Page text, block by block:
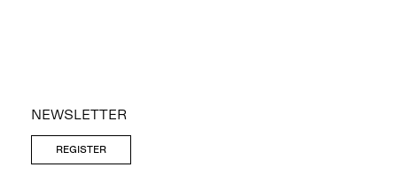
NEWSLETTER
REGISTER